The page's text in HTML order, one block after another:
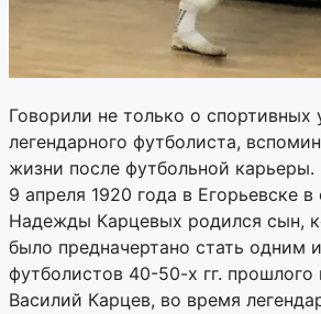
Говорили не только о спортивных
легендарного футболиста,
жизни после футбольной карьеры.
9 апреля 1920 года в Егорьевске
Надежды Карцевых родился сын,
было предначертано стать одним
футболистов 40-50-х гг. прошлого
Василий Карцев, во время